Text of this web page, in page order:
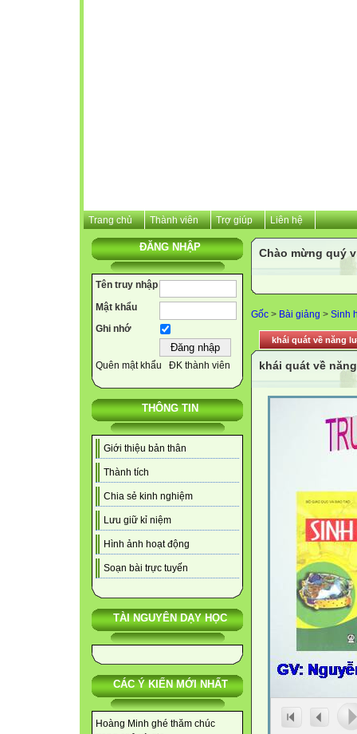
Trang chủ Thành viên Trợ giúp Liên hệ
ĐĂNG NHẬP
Tên truy nhập
Mật khẩu
Ghi nhớ
Quên mật khẩu ĐK thành viên
THÔNG TIN
Giới thiệu bản thân
Thành tích
Chia sẻ kinh nghiệm
Lưu giữ kỉ niệm
Hình ảnh hoạt động
Soạn bài trực tuyến
TÀI NGUYÊN DẠY HỌC
CÁC Ý KIẾN MỚI NHẤT
Hoàng Minh ghé thăm chúc
Chào mừng quý
Gốc > Bài giảng > Sinh
khái quát về năng
khái quát về